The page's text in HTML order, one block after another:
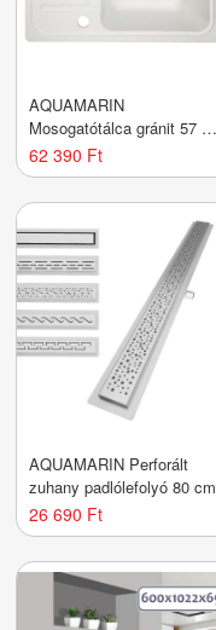
AQUAMARIN
Mosogatótálca gránit 57 x
45 cm fehér
62 390 Ft
AQUAMARIN Perforált
zuhany padlólefolyó 80 cm
26 690 Ft